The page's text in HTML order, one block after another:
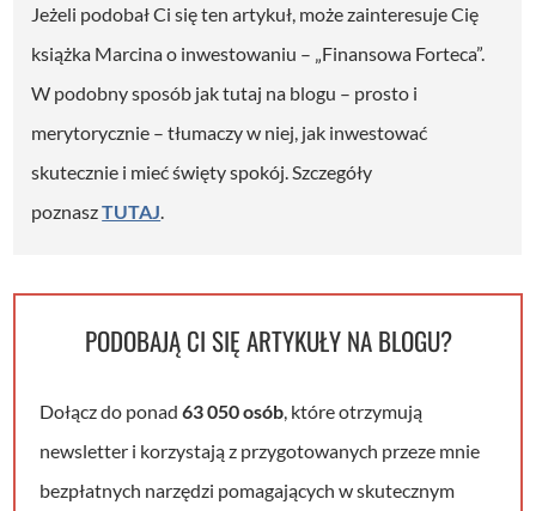
Jeżeli podobał Ci się ten artykuł, może zainteresuje Cię
książka Marcina o inwestowaniu – „Finansowa Forteca”.
W podobny sposób jak tutaj na blogu – prosto i
merytorycznie – tłumaczy w niej, jak inwestować
skutecznie i mieć święty spokój. Szczegóły
poznaszTUTAJ.
PODOBAJĄ CI SIĘ ARTYKUŁY NA BLOGU?
Dołącz do ponad63 050 osób, które otrzymują
newsletter i korzystają z przygotowanych przeze mnie
bezpłatnych narzędzi pomagających w skutecznym